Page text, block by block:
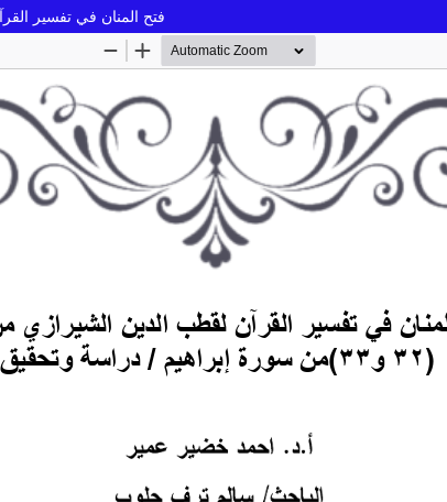
فتح المنان في تفسير القرآن لقطب الدين